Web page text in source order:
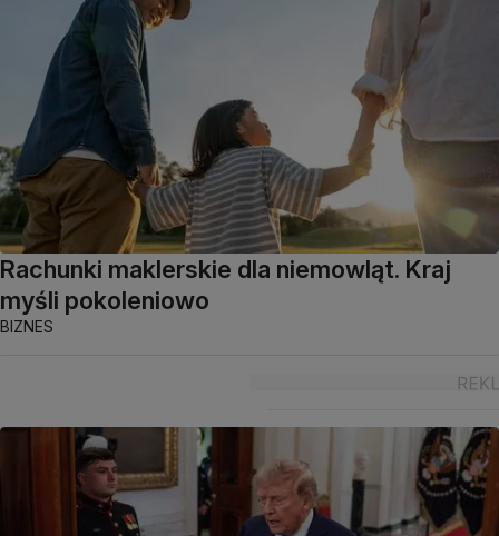
Rachunki maklerskie dla niemowląt. Kraj
myśli pokoleniowo
BIZNES